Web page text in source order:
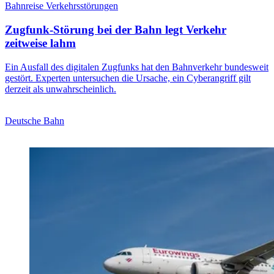
Bahnreise Verkehrsstörungen
Zugfunk-Störung bei der Bahn legt Verkehr
zeitweise lahm
Ein Ausfall des digitalen Zugfunks hat den Bahnverkehr bundesweit
gestört. Experten untersuchen die Ursache, ein Cyberangriff gilt
derzeit als unwahrscheinlich.
Deutsche Bahn